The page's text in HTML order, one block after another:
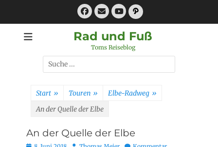
Facebook
E-
MailYouTube
Pfad
Rad und Fuß
Toms Reiseblog
Suchen
nach:
Start » Touren » Elbe-Radweg »
An der Quelle der Elbe
An der Quelle der Elbe